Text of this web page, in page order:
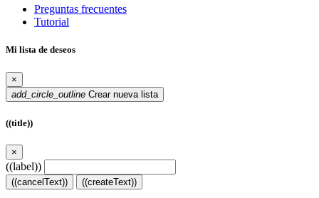
Preguntas frecuentes
Tutorial
Mi lista de deseos
×
add_circle_outline Crear nueva lista
((title))
×
((label))
((cancelText)) ((createText))